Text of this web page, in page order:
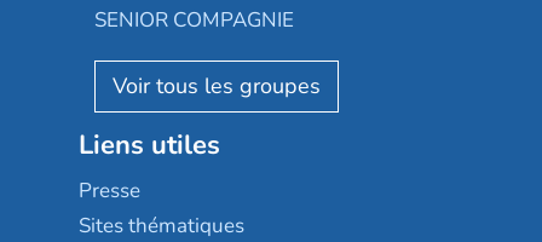
Appartseniors
Reseda
Stella management
Les villages d'or
Sérénys
Résidences services Villa Médicis
Almage
Résidalya
Groupe aplus
SENIOR COMPAGNIE
AGE D'OR Services
Liens utiles
Presse
Sites thématiques